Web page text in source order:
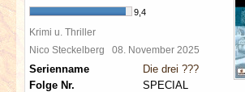
9,4
Krimi u. Thriller
Nico Steckelberg 08. November 2025
Serienname
Die drei ???
Folge Nr.
SPECIAL